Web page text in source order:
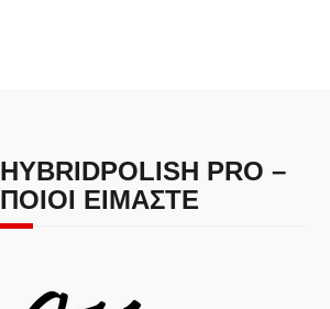
HYBRIDPOLISH PRO –
ΠΟΙΟΙ ΕΊΜΑΣΤΕ